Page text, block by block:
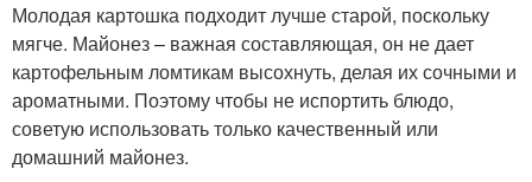
Молодая картошка подходит лучше старой, поскольку
мягче. Майонез – важная составляющая, он не дает
картофельным ломтикам высохнуть, делая их сочными и
ароматными. Поэтому чтобы не испортить блюдо,
советую использовать только качественный или
домашний майонез.